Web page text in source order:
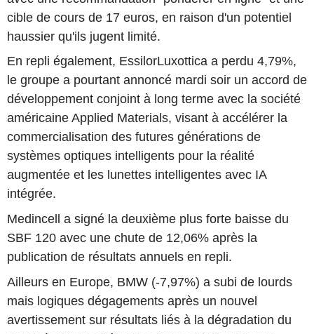
cible de cours de 17 euros, en raison d'un potentiel
haussier qu'ils jugent limité.
En repli également, EssilorLuxottica a perdu 4,79%,
le groupe a pourtant annoncé mardi soir un accord de
développement conjoint à long terme avec la société
américaine Applied Materials, visant à accélérer la
commercialisation des futures générations de
systèmes optiques intelligents pour la réalité
augmentée et les lunettes intelligentes avec IA
intégrée.
Medincell a signé la deuxième plus forte baisse du
SBF 120 avec une chute de 12,06% après la
publication de résultats annuels en repli.
Ailleurs en Europe, BMW (-7,97%) a subi de lourds
mais logiques dégagements après un nouvel
avertissement sur résultats liés à la dégradation du